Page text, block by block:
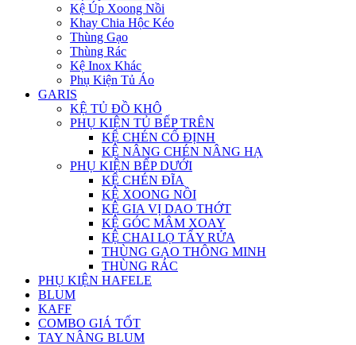
Kệ Úp Xoong Nồi
Khay Chia Hộc Kéo
Thùng Gạo
Thùng Rác
Kệ Inox Khác
Phụ Kiện Tủ Áo
GARIS
KỆ TỦ ĐỒ KHÔ
PHỤ KIỆN TỦ BẾP TRÊN
KỆ CHÉN CỐ ĐỊNH
KỆ NÂNG CHÉN NÂNG HẠ
PHỤ KIỆN BẾP DƯỚI
KỆ CHÉN ĐĨA
KỆ XOONG NỒI
KỆ GIA VỊ DAO THỚT
KỆ GÓC MÂM XOAY
KỆ CHAI LỌ TẨY RỬA
THÙNG GẠO THÔNG MINH
THÙNG RÁC
PHỤ KIỆN HAFELE
BLUM
KAFF
COMBO GIÁ TỐT
TAY NÂNG BLUM